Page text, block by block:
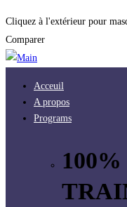
Cliquez à l'extérieur pour
Comparer
Acceuil
A propos
Programs